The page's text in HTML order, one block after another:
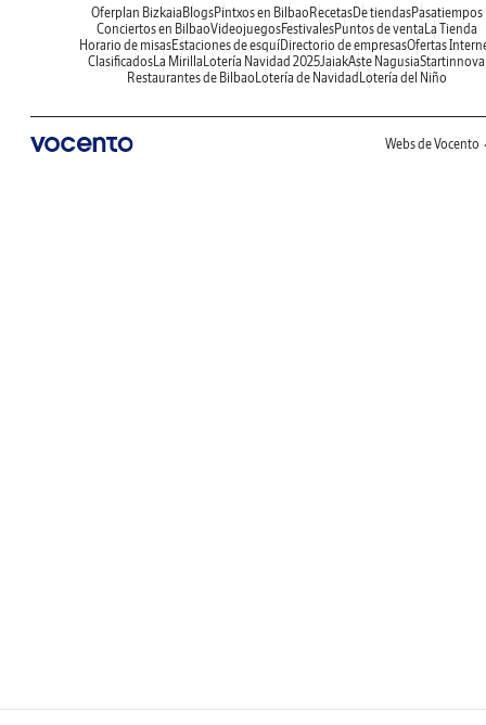
Oferplan Bizkaia BlogsPintxos en Bilbao RecetasDe tiendasPasatiempos
Conciertos en BilbaoVideojuegosFestivalesPuntos de venta La Tienda
Horario de misasEstaciones de esquíDirectorio de empresasOfertas
ClasificadosLa Mirilla Lotería Navidad 2025JaiakAste NagusiaStartinnova
Restaurantes de Bilbao Lotería de Navidad Lotería del Niño
Webs de Vocento